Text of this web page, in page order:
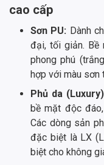
cao cấp
Sơn PU: Dành
đại, tối giản. Bề
phong phú
hợp với màu sơn
Phủ da
bề mặt độc
Các dòng sản
đặc biệt là LX
biệt cho không